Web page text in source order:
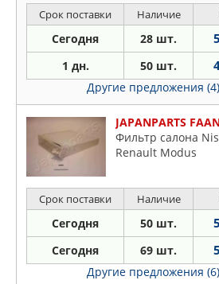
OUTLANDER II 06-
Срок поставки Наличие
Сегодня 28 шт.
1 дн. 50 шт.
Другие предложения (4)
JAPANPARTS
Фильтр салона
Renault Modus
Срок поставки Наличие
Сегодня 50 шт.
Сегодня 69 шт.
Другие предложения (6)